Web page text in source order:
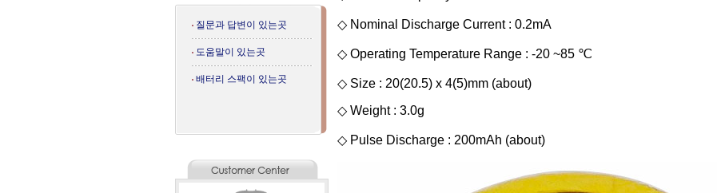
질문과 답변이 있는곳
도움말이 있는곳
배터리 스팩이 있는곳
◇ Nominal Discharge Current : 0.2mA
◇ Operating Temperature Range : -20 ~85 ℃
◇ Size : 20(20.5) x 4(5)mm (about)
◇ Weight : 3.0g
◇ Pulse Discharge : 200mAh (about)